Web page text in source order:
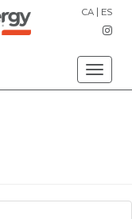
Toggle
CA | ES